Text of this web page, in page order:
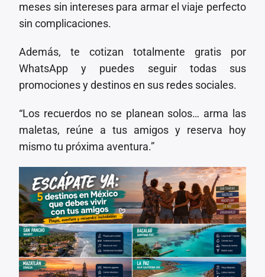
meses sin intereses para armar el viaje perfecto
sin complicaciones.
Además, te cotizan totalmente gratis por
WhatsApp y puedes seguir todas sus
promociones y destinos en sus redes sociales.
“Los recuerdos no se planean solos… arma las
maletas, reúne a tus amigos y reserva hoy
mismo tu próxima aventura.”